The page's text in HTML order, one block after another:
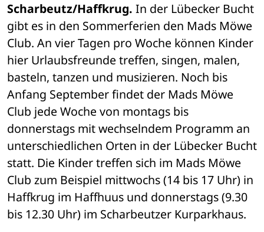
Scharbeutz/Haffkrug. In der Lübecker Bucht
gibt es in den Sommerferien den Mads Möwe
Club. An vier Tagen pro Woche können Kinder
hier Urlaubsfreunde treffen, singen, malen,
basteln, tanzen und musizieren. Noch bis
Anfang September findet der Mads Möwe
Club jede Woche von montags bis
donnerstags mit wechselndem Programm an
unterschiedlichen Orten in der Lübecker Bucht
statt. Die Kinder treffen sich im Mads Möwe
Club zum Beispiel mittwochs (14 bis 17 Uhr) in
Haffkrug im Haffhuus und donnerstags (9.30
bis 12.30 Uhr) im Scharbeutzer Kurparkhaus.